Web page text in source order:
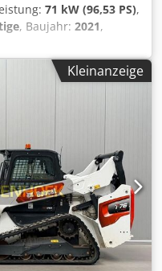
71 kW (96,53 PS),
, Baujahr: 2021,
Abmessungen (L x B x
Motortyp: Bobcat D34
Durchfluss
Schnellwechsler -
Praktikum / Stufe:
USA
2
Schnellwechsler,
Kleinanzeige